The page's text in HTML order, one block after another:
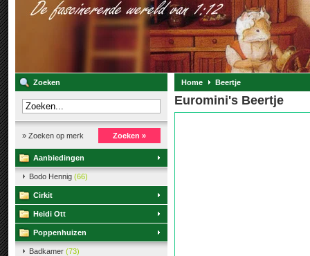
Zoeken
» Zoeken op merk Zoeken »
Aanbiedingen
Bodo Hennig (66)
Cirkit
Heidi Ott
Poppenhuizen
Badkamer (73)
Home Beertje
Euromini's Beertje